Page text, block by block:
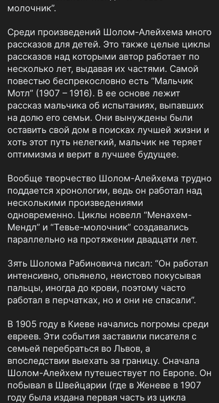
молочник”.
Среди произведений Шолом-Алейхема много
рассказов для детей. Это также целые циклы
рассказов над которыми автор работает по
несколько лет, выдавая их частями. Самой
повестью беспрекословно есть “Мальчик
Мотл” (1907 – 1916). В ее основе лежит
рассказ мальчика об испытаниях, выпавших
на долю его семьи. Они вынуждены были
оставить свой дом в поисках лучшей жизни и
хоть этот путь нелегкий, мальчик не теряет
оптимизма и верит в лучшее будущее.
Вообще творчество Шолом-Алейхема трудно
поддается хронологии, ведь он работал над
несколькими произведениями
одновременно. Циклы новелл “Менахем-
Мендл” и “Тевье-молочник” создавались
параллельно на протяжении двадцати лет.
Зять Шолома Рабиновича писал: “Он работал
интенсивно, опьянело, неистово покусывая
пальцы, иногда до крови, поэтому часто
работал в перчатках, но и они не спасали”.
В 1905 году в Киеве начались погромы среди
евреев. Эти события заставили писателя с
семьей перебраться во Львов, а
впоследствии выехать за границу. Сначала
Шолом-Алейхем путешествует по Европе. Он
побывал в Швейцарии (где в Женеве в 1907
году была издана первая часть из цикла